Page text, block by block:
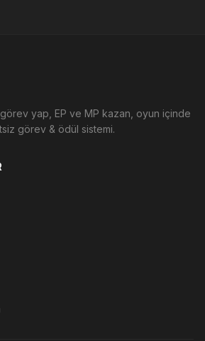
yap, EP ve MP kazan, oyun içinde
görev & ödül sistemi.